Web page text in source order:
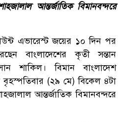
আন্তর্জাতিক বিমানবন্দরে
এভারেস্ট জয়ের ১০ দিন পর
বাংলাদেশের কৃতী সন্তান
শাকিল। বিমান বাংলাদেশ
বৃহস্পতিবার (২৯ মে) বিকেল ৪টা
আন্তর্জাতিক বিমানবন্দরে